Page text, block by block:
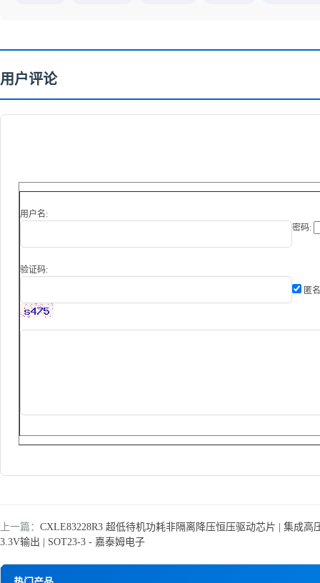
用户评论
用户名:
密码:
验证码:
匿
上一篇： CXLE83228R3 超低待机功耗非隔离降压恒压驱动芯片 | 集成高
3.3V输出 | SOT23-3 - 嘉泰姆电子